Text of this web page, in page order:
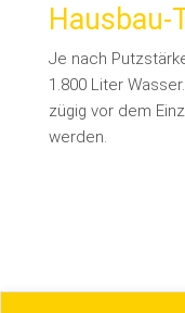
Hausbau-
Je nach
1.800 Liter
zügig vor dem
werden.